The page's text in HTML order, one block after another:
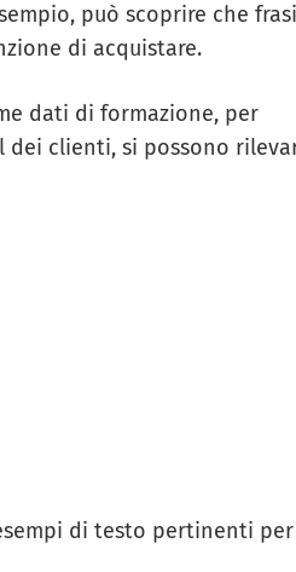
può scoprire che frasi
di acquistare.
dati di formazione, per
clienti, si possono
di testo pertinenti per